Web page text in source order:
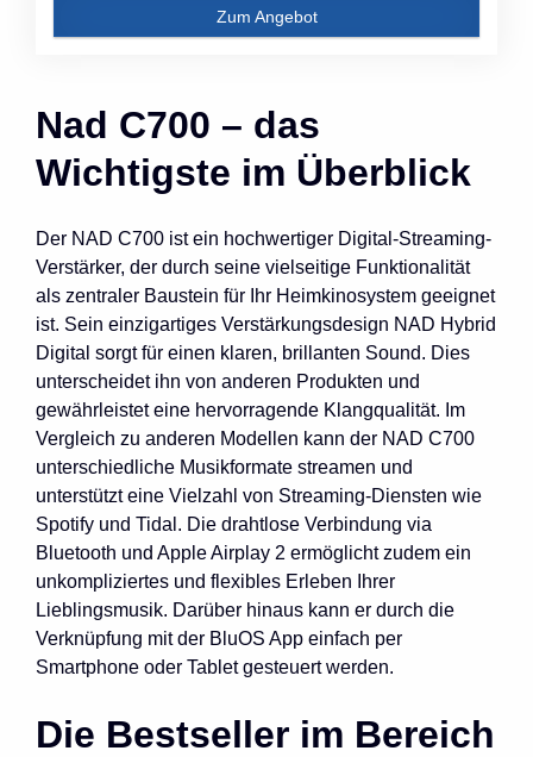
Zum Angebot
Nad C700 – das
Wichtigste im Überblick
Der NAD C700 ist ein hochwertiger Digital-Streaming-
Verstärker, der durch seine vielseitige Funktionalität
als zentraler Baustein für Ihr Heimkinosystem geeignet
ist. Sein einzigartiges Verstärkungsdesign NAD Hybrid
Digital sorgt für einen klaren, brillanten Sound. Dies
unterscheidet ihn von anderen Produkten und
gewährleistet eine hervorragende Klangqualität. Im
Vergleich zu anderen Modellen kann der NAD C700
unterschiedliche Musikformate streamen und
unterstützt eine Vielzahl von Streaming-Diensten wie
Spotify und Tidal. Die drahtlose Verbindung via
Bluetooth und Apple Airplay 2 ermöglicht zudem ein
unkompliziertes und flexibles Erleben Ihrer
Lieblingsmusik. Darüber hinaus kann er durch die
Verknüpfung mit der BluOS App einfach per
Smartphone oder Tablet gesteuert werden.
Die Bestseller im Bereich